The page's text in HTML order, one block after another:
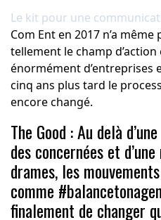
Le kit pour une
Com Ent en 2017 n’a
tellement le champ
énormément d’entreprises
cinq ans plus tard le
encore changé.
The Good : Au delà
des concernées et
drames, les
comme
finalement de changer